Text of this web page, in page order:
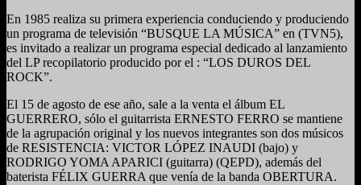
En 1985 realiza su primera experiencia conduciendo y produciendo
un programa de televisión “BUSQUE LA MÚSICA” en (TVN5),
es invitado a realizar un programa especial dedicado al lanzamiento
del LP recopilatorio producido por el : “LOS DUROS DEL
ROCK”.
El 15 de agosto de ese año, sale a la venta el álbum EL
GUERRERO, sólo el guitarrista ERNESTO FERRO se mantiene
de la agrupación original y los nuevos integrantes son dos músicos
de RESISTENCIA: VICTOR LÓPEZ INAUDI (bajo) y
RODRIGO YOMA APARICI (guitarra) (QEPD), además del
baterista FÉLIX GUERRA que venía de la banda OBERTURA.